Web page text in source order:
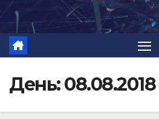
Перейти
содержимому
День:08.08.2018